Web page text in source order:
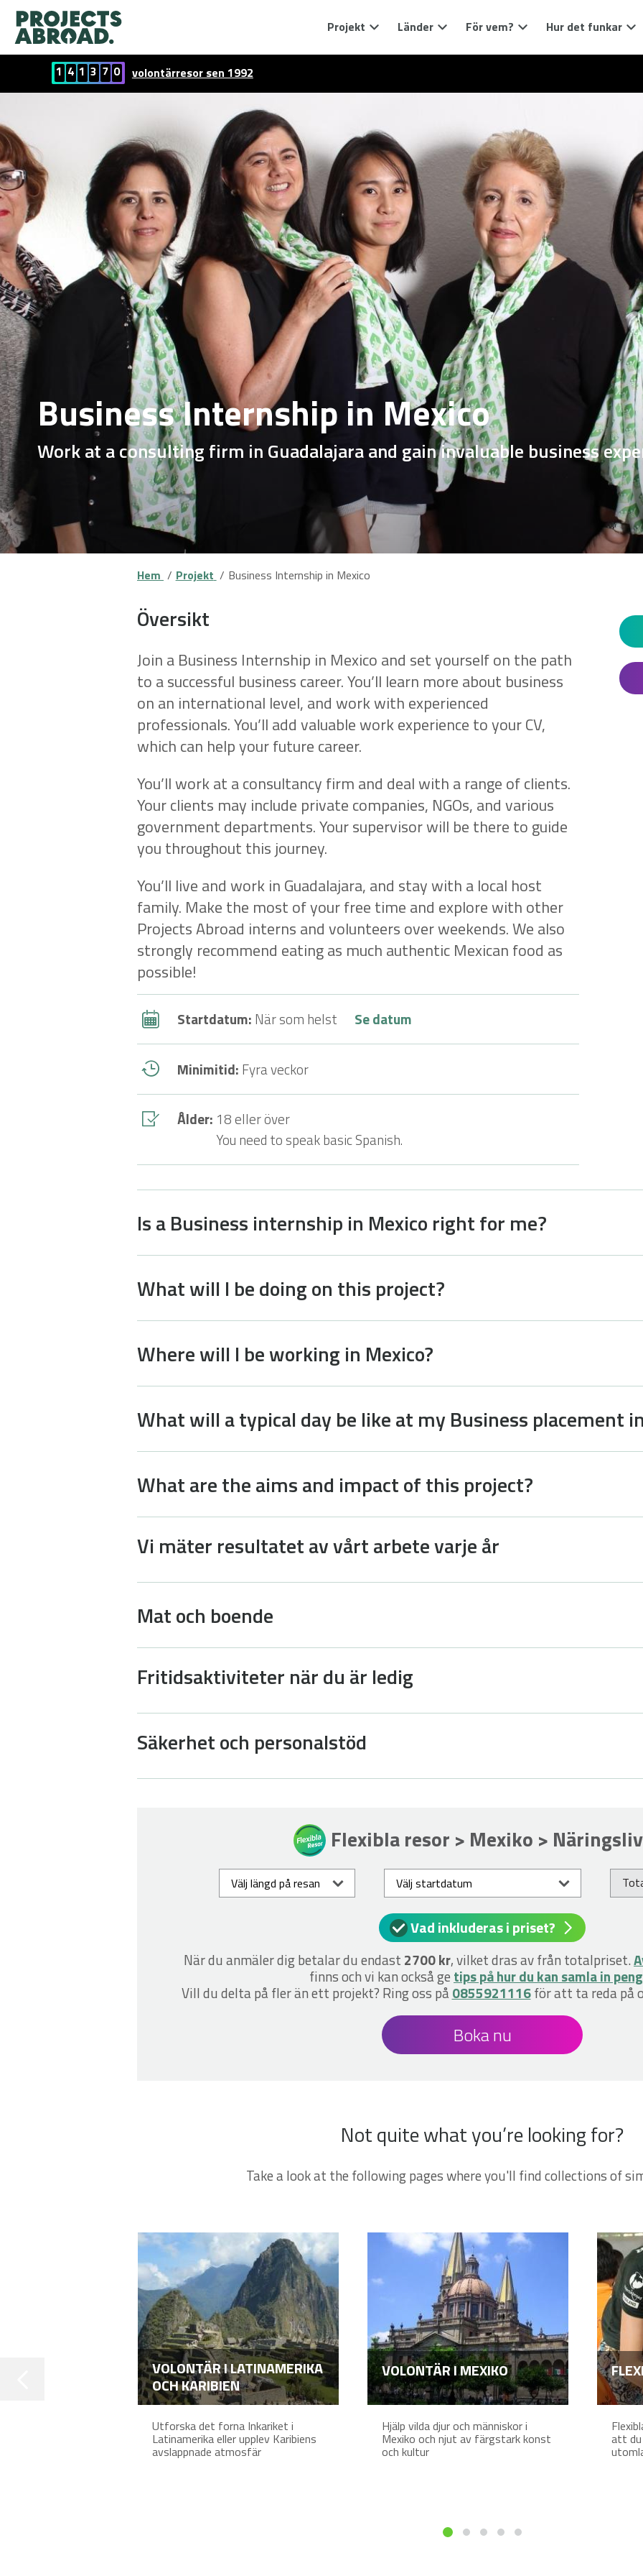
Projekt Länder För vem? Hur det funkar
1 4 1 3 7 0 volontärresor sen 1992
Business Internship in Mexico
Work at a consulting firm in Guadalajara and gain invaluable business
Hem Projekt Business Internship in Mexico
Översikt
Join a Business Internship in Mexico and set yourself on the path
to a successful business career. You’ll learn more about business
on an international level, and work with experienced
professionals. You’ll add valuable work experience to your CV,
which can help your future career.
You’ll work at a consultancy firm and deal with a range of clients.
Your clients may include private companies, NGOs, and various
government departments. Your supervisor will be there to guide
you throughout this journey.
You’ll live and work in Guadalajara, and stay with a local host
family. Make the most of your free time and explore with other
Projects Abroad interns and volunteers over weekends. We also
strongly recommend eating as much authentic Mexican food as
possible!
Startdatum: När som helst Se datum
Minimitid: Fyra veckor
Ålder: 18 eller över
You need to speak basic Spanish.
Is a Business internship in Mexico right for me?
What will I be doing on this project?
Where will I be working in Mexico?
What will a typical day be like at my Business placement
What are the aims and impact of this project?
Vi mäter resultatet av vårt arbete varje år
Mat och boende
Fritidsaktiviteter när du är ledig
Säkerhet och personalstöd
Flexibla resor > Mexiko > Näringsliv
Vad inkluderas i priset?
När du anmäler dig betalar du endast 2700 kr, vilket dras av från totalpriset.
finns och vi kan också ge tips på hur du kan samla in
Vill du delta på fler än ett projekt? Ring oss på0855921116för att ta reda på
Boka nu
Not quite what you’re looking for?
Take a look at the following pages where you'll find collections of
VOLONTÄR I LATINAMERIKA
OCH KARIBIEN
Utforska det forna Inkariket i
Latinamerika eller upplev Karibiens
avslappnade atmosfär
VOLONTÄR I MEXIKO
Hjälp vilda djur och människor i
Mexiko och njut av färgstark konst
och kultur
att